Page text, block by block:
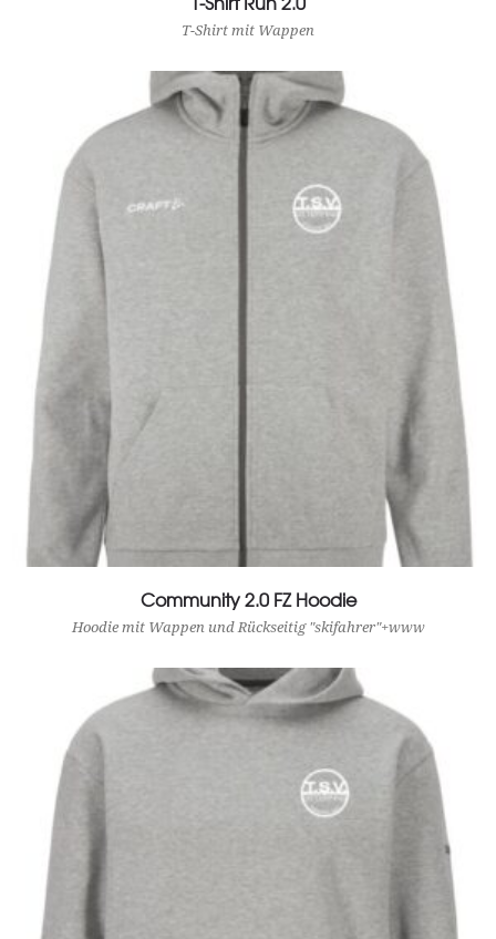
T-Shirt mit Wappen
View Product
Community 2.0 FZ Hoodie
Hoodie mit Wappen und Rückseitig "skifahrer"+www